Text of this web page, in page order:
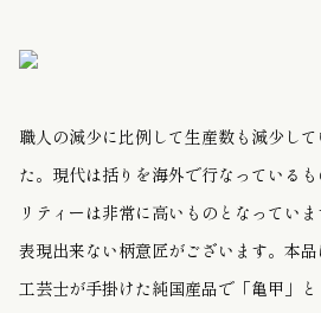
職人の減少に比例して生産数も減少し
た。現代は括りを海外で行なっている
リティーは非常に高いものとなってい
表現出来ない柄意匠がございます。本品
工芸士が手掛けた純国産品で「亀甲」